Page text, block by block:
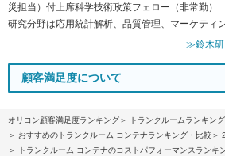
災担当）付上席科学技術政策フェロー（非常勤）
研究分野は応用統計解析、品質管理、マーケティン
≫鈴木研
顧客満足度について
オリコン顧客満足度ランキング
トランクルームランキン
おすすめのトランクルーム コンテナランキング・比較
トランクルーム コンテナのコストパフォーマンスランキ